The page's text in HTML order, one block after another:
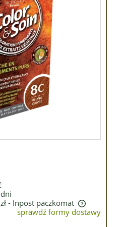
- Inpost paczkomat
kosztów płatności
sprawdź formy dostawy